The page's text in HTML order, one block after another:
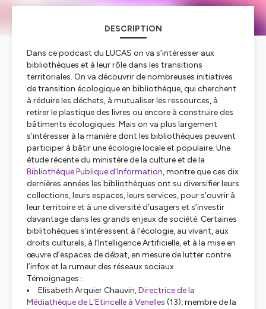
DESCRIPTION
Dans ce podcast du LUCAS on va s’intéresser aux
bibliothèques et à leur rôle dans les transitions
territoriales. On va découvrir de nombreuses initiatives
de transition écologique en bibliothèque, qui cherchent
à réduire les déchets, à mutualiser les ressources, à
retirer le plastique des livres ou encore à construire des
bâtiments écologiques. Mais on va plus largement
s’intéresser à la manière dont les bibliothèques peuvent
participer à bâtir une écologie locale et populaire. Une
étude récente du ministère de la culture et de la
Bibliothèque Publique d’Information, montre que ces dix
dernières années les bibliothèques ont su diversifier leurs
collections, leurs espaces, leurs services, pour s’ouvrir à
leur territoire et à une diversité d’usagers et s’investir
davantage dans les grands enjeux de société. Certaines
biblitohèques s’intéressent à l’écologie, au vivant, aux
droits culturels, à l’Intelligence Artificielle, et à la mise en
œuvre d’espaces de débat, en mesure de lutter contre
l’infox et la rumeur des réseaux sociaux.
Témoignages :
Elisabeth Arquier Chauvin,Directrice de la
Médiathèque de L'Etincelle à Venelles (13), membre de la